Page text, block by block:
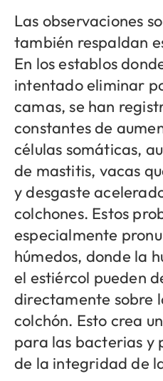
Las observaciones
también respaldan
En los establos
intentado eliminar
camas, se han
constantes de
células somáticas,
de mastitis, vacas
y desgaste
colchones. Estos
especialmente
húmedos, donde la
el estiércol pueden
directamente sobre
colchón. Esto crea
para las bacterias y
de la integridad de